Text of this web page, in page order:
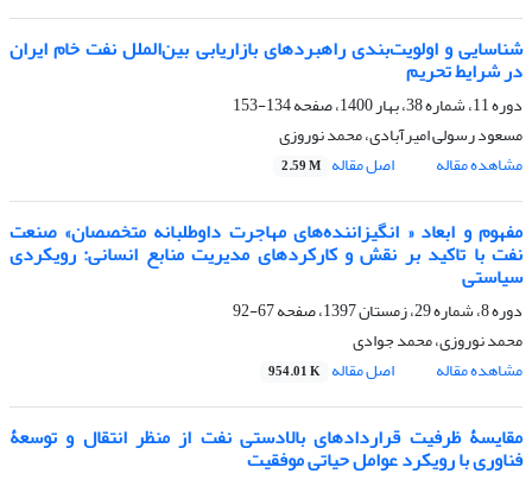
شناسایی و اولویت‌بندی راهبرد‌های بازاریابی بین‌الملل نفت خام ایران
در شرایط تحریم
دوره 11، شماره 38، بهار 1400، صفحه
134-153
مسعود رسولی امیرآبادی، محمد نوروزی
مشاهده مقاله
اصل مقاله 2.59 M
مفهوم و ابعاد « انگیزاننده‌های مهاجرت داوطلبانه متخصصان» صنعت
نفت با تاکید بر نقش و کارکردهای مدیریت منابع انسانی: رویکردی
سیاستی
دوره 8، شماره 29، زمستان 1397، صفحه
67-92
محمد نوروزی، محمد جوادی
مشاهده مقاله
اصل مقاله 954.01 K
مقایسۀ ظرفیت قراردادهای بالادستی نفت از منظر انتقال و توسعۀ
فناوری با رویکرد عوامل حیاتی موفقیت